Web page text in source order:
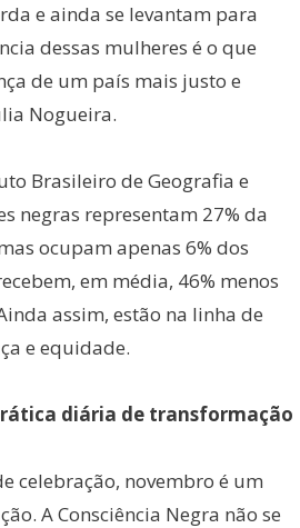
e ainda se levantam para
dessas mulheres é o que
de um país mais justo e
Nogueira.
Brasileiro de Geografia e
negras representam 27% da
ocupam apenas 6% dos
em média, 46% menos
assim, estão na linha de
e equidade.
diária de transformação
celebração, novembro é um
A Consciência Negra não se